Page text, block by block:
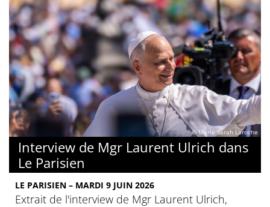
© Marie Sarah Laroche
Interview de Mgr Laurent Ulrich dans
Le Parisien
LE PARISIEN – MARDI 9 JUIN 2026
Extrait de l'interview de Mgr Laurent Ulrich,